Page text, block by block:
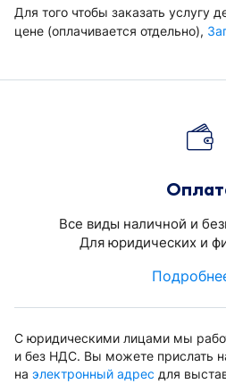
Для того чтобы заказать услугу
цене (оплачивается отдельно),
Все виды наличной и
Для юридических и
С юридическими лицами мы
и без НДС. Вы можете прислать
на электронный адрес для